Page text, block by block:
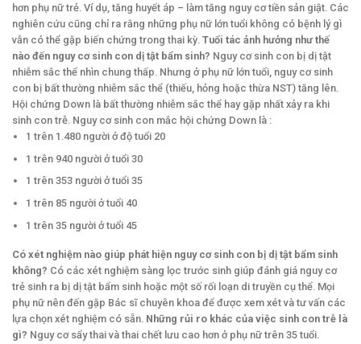
hơn phụ nữ trẻ. Ví dụ, tăng huyết áp – làm tăng nguy cơ tiền sản giật. Các
nghiên cứu cũng chỉ ra rằng những phụ nữ lớn tuổi không có bệnh lý gì
vẫn có thể gặp biến chứng trong thai kỳ. Tuổi tác ảnh hưởng như thế
nào đến nguy cơ sinh con dị tật bẩm sinh? Nguy cơ sinh con bị dị tật
nhiễm sắc thể nhìn chung thấp. Nhưng ở phụ nữ lớn tuổi, nguy cơ sinh
con bị bất thường nhiễm sắc thể (thiếu, hỏng hoặc thừa NST) tăng lên.
Hội chứng Down là bất thường nhiễm sắc thể hay gặp nhất xảy ra khi
sinh con trễ. Nguy cơ sinh con mắc hội chứng Down là :
1 trên 1.480 người ở độ tuổi 20
1 trên 940 người ở tuổi 30
1 trên 353 người ở tuổi 35
1 trên 85 người ở tuổi 40
1 trên 35 người ở tuổi 45
Có xét nghiệm nào giúp phát hiện nguy cơ sinh con bị dị tật bẩm sinh
không? Có các xét nghiệm sàng lọc trước sinh giúp đánh giá nguy cơ
trẻ sinh ra bị dị tật bẩm sinh hoặc một số rối loạn di truyền cụ thể. Mọi
phụ nữ nên đến gặp Bác sĩ chuyên khoa để được xem xét và tư vấn các
lựa chọn xét nghiệm có sẵn. Những rủi ro khác của việc sinh con trễ là
gì? Nguy cơ sẩy thai và thai chết lưu cao hơn ở phụ nữ trên 35 tuổi.